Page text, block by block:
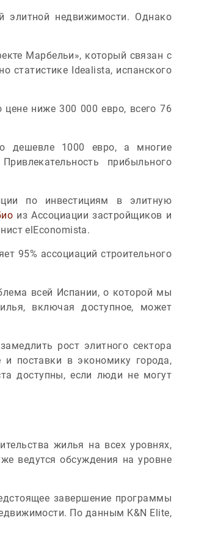
элитной недвижимости. Однако
Марбельи», который связан с
статистике Idealista, испанского
ниже 300 000 евро, всего 76
дешевле 1000 евро, а многие
прибыльного
по инвестициям в элитную
из Ассоциации застройщиков и
elEconomista.
95% ассоциаций строительного
всей Испании, о которой мы
включая доступное, может
рост элитного сектора
и поставки в экономику города,
доступны, если люди не могут
жилья на всех уровнях,
ведутся обсуждения на уровне
завершение программы
По данным K&N Elite,